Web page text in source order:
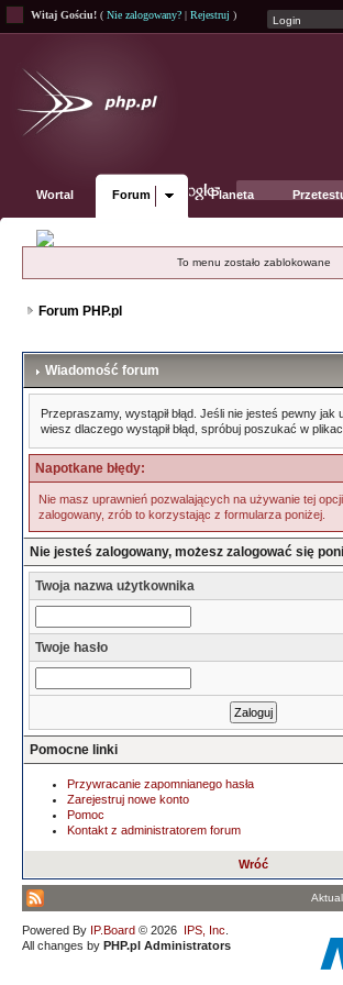
Witaj Gościu! ( Nie zalogowany? | Rejestruj )
Wortal Forum Planeta
To menu zostało zablokowane
Forum PHP.pl
Wiadomość forum
Przepraszamy, wystąpił błąd. Jeśli nie jesteś pewny jak
wiesz dlaczego wystąpił błąd, spróbuj poszukać w
Napotkane błędy:
Nie masz uprawnień pozwalających na używanie tej
zalogowany, zrób to korzystając z formularza poniżej.
Nie jesteś zalogowany, możesz zalogować się
Twoja nazwa użytkownika
Twoje hasło
Pomocne linki
Przywracanie zapomnianego hasła
Zarejestruj nowe konto
Pomoc
Kontakt z administratorem forum
Wróć
Powered By IP.Board © 2026 IPS, Inc
All changes by PHP.pl Administrators